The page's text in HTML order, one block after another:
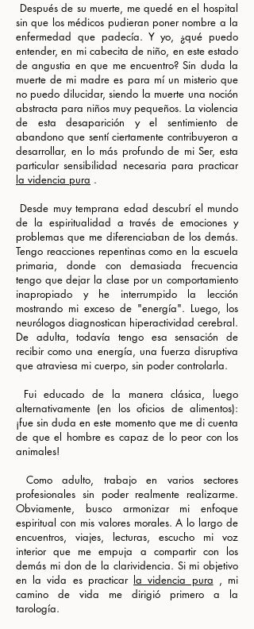
​ Después de su muerte, me quedé en el hospital
sin que los médicos pudieran poner nombre a la
enfermedad que padecía. Y yo, ¿qué puedo
entender, en mi cabecita de niño, en este estado
de angustia en que me encuentro? Sin duda la
muerte de mi madre es para mí un misterio que
no puedo dilucidar, siendo la muerte una noción
abstracta para niños muy pequeños. La violencia
de esta desaparición y el sentimiento de
abandono que sentí ciertamente contribuyeron a
desarrollar, en lo más profundo de mi Ser, esta
particular sensibilidad necesaria para practicar
la videncia pura .
​ Desde muy temprana edad descubrí el mundo
de la espiritualidad a través de emociones y
problemas que me diferenciaban de los demás.
Tengo reacciones repentinas como en la escuela
primaria, donde con demasiada frecuencia
tengo que dejar la clase por un comportamiento
inapropiado y he interrumpido la lección
mostrando mi exceso de "energía". Luego, los
neurólogos diagnostican hiperactividad cerebral.
De adulta, todavía tengo esa sensación de
recibir como una energía, una fuerza disruptiva
que atraviesa mi cuerpo, sin poder controlarla.
​ Fui educado de la manera clásica, luego
alternativamente (en los oficios de alimentos):
¡fue sin duda en este momento que me di cuenta
de que el hombre es capaz de lo peor con los
animales!
​ Como adulto, trabajo en varios sectores
profesionales sin poder realmente realizarme.
Obviamente, busco armonizar mi enfoque
espiritual con mis valores morales. A lo largo de
encuentros, viajes, lecturas, escucho mi voz
interior que me empuja a compartir con los
demás mi don de la clarividencia. Si mi objetivo
en la vida es practicar la videncia pura , mi
camino de vida me dirigió primero a la
tarología.